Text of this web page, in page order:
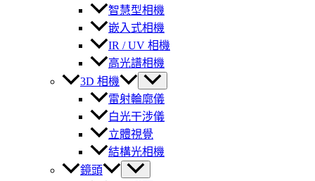
智慧型相機
嵌入式相機
IR / UV 相機
高光譜相機
3D 相機
雷射輪廓儀
白光干涉儀
立體視覺
結構光相機
鏡頭